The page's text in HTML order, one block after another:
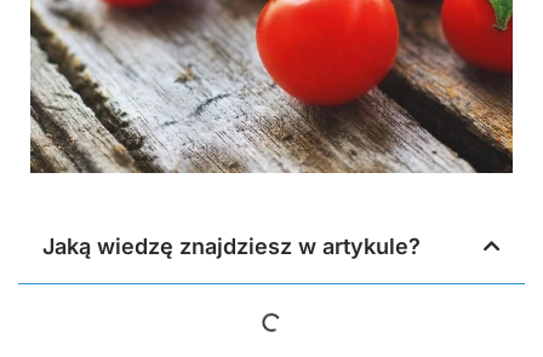
Jaką wiedzę znajdziesz w artykule?